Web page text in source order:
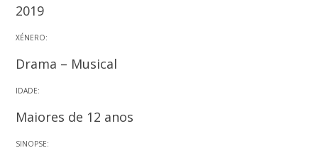
2019
XÉNERO:
Drama – Musical
IDADE:
Maiores de 12 anos
SINOPSE: